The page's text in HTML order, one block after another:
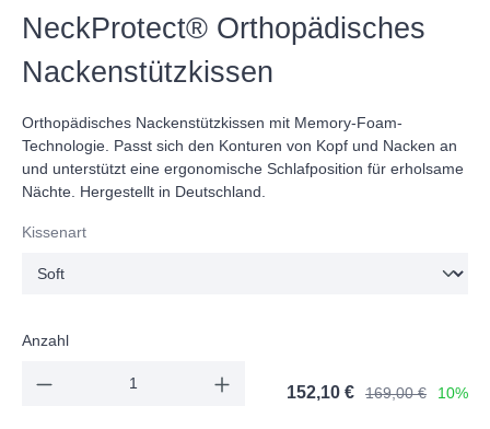
NeckProtect® Orthopädisches
Nackenstützkissen
Orthopädisches Nackenstützkissen mit Memory-Foam-
Technologie. Passt sich den Konturen von Kopf und Nacken an
und unterstützt eine ergonomische Schlafposition für erholsame
Nächte. Hergestellt in Deutschland.
Kissenart
Anzahl
152,10 € 169,00 € 10%